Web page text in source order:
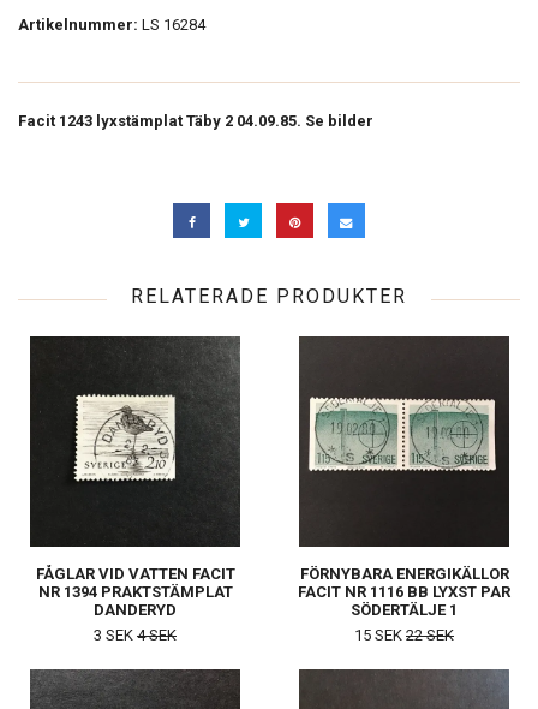
Artikelnummer: LS 16284
Facit 1243 lyxstämplat Täby 2 04.09.85. Se bilder
RELATERADE PRODUKTER
FÅGLAR VID VATTEN FACIT
NR 1394 PRAKTSTÄMPLAT
DANDERYD
3 SEK 4 SEK
FÖRNYBARA ENERGIKÄLLOR
FACIT NR 1116 BB LYXST PAR
SÖDERTÄLJE 1
15 SEK 22 SEK